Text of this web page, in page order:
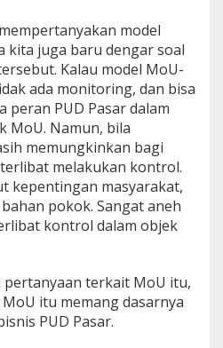
model
kita juga baru dengar soal
Kalau model MoU-
ada monitoring, dan bisa
peran PUD Pasar dalam
MoU. Namun, bila
memungkinkan bagi
melakukan kontrol.
kepentingan masyarakat,
pokok. Sangat aneh
kontrol dalam objek
pertanyaan terkait MoU itu,
itu memang dasarnya
PUD Pasar.